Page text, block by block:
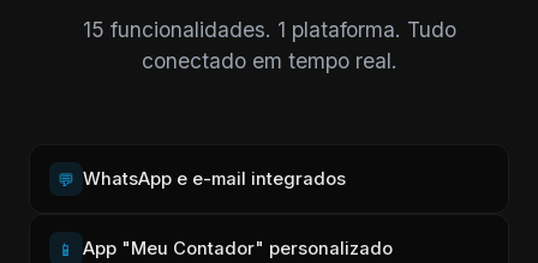
15 funcionalidades. 1 plataforma. Tudo
conectado em tempo real.
💬 WhatsApp e e-mail integrados
📱 App "Meu Contador" personalizado